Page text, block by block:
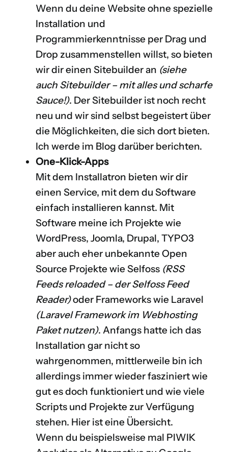
Wenn du deine Website ohne spezielle
Installation und
Programmierkenntnisse per Drag und
Drop zusammenstellen willst, so bieten
wir dir einen Sitebuilder an (siehe
auch Sitebuilder – mit alles und scharfe
Sauce!). Der Sitebuilder ist noch recht
neu und wir sind selbst begeistert über
die Möglichkeiten, die sich dort bieten.
Ich werde im Blog darüber berichten.
One-Klick-Apps
Mit dem Installatron bieten wir dir
einen Service, mit dem du Software
einfach installieren kannst. Mit
Software meine ich Projekte wie
WordPress, Joomla, Drupal, TYPO3
aber auch eher unbekannte Open
Source Projekte wie Selfoss (RSS
Feeds reloaded – der Selfoss Feed
Reader)oder Frameworks wie Laravel
(Laravel Framework im Webhosting
Paket nutzen). Anfangs hatte ich das
Installation gar nicht so
wahrgenommen, mittlerweile bin ich
allerdings immer wieder fasziniert wie
gut es doch funktioniert und wie viele
Scripts und Projekte zur Verfügung
stehen. Hier ist eine Übersicht.
Wenn du beispielsweise mal PIWIK